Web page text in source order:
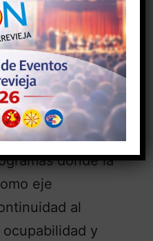
en la
que desde la
por formar a
donde la
eje
al
y